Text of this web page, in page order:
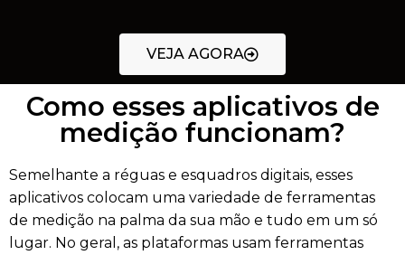
VEJA AGORA
Como esses aplicativos de
medição funcionam?
Semelhante a réguas e esquadros digitais, esses
aplicativos colocam uma variedade de ferramentas
de medição na palma da sua mão e tudo em um só
lugar. No geral, as plataformas usam ferramentas